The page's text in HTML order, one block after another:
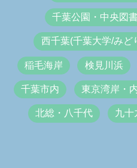
千葉公園・中央図
西千葉(千葉大学/みど
稲毛海岸 検見川浜
千葉市内 東京湾岸・
北総・八千代 九十